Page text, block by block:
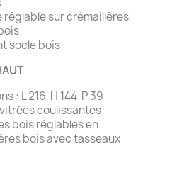
sur crémaillères
bois
H 144 P 39
coulissantes
réglables en
bois avec tasseaux